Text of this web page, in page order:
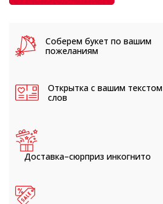
Соберем букет по вашим
пожеланиям
Открытка с вашим текстом
слов
Доставка–сюрприз инкогнито